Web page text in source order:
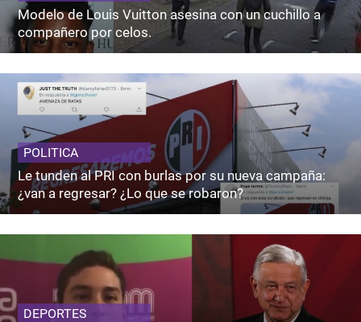
Modelo de Louis Vuitton asesina con un cuchillo a
compañero por celos.
POLITICA
Le tunden al PRI con burlas por su nueva campaña:
¿van a regresar? ¿Lo que se robaron?
DEPORTES